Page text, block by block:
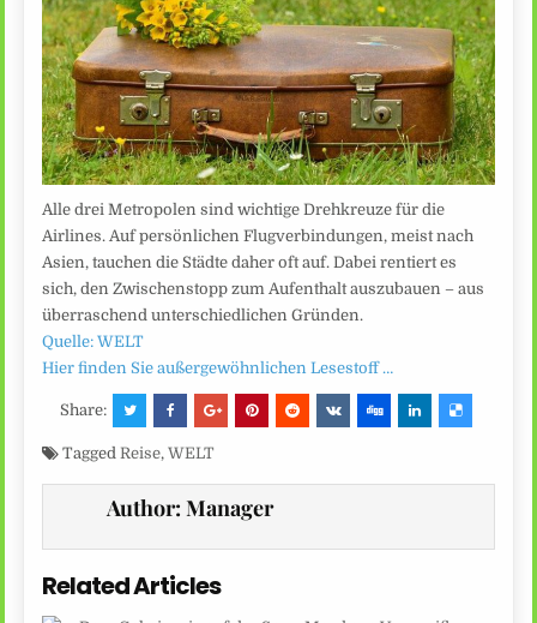
Alle drei Metropolen sind wichtige Drehkreuze für die
Airlines. Auf persönlichen Flugverbindungen, meist nach
Asien, tauchen die Städte daher oft auf. Dabei rentiert es
sich, den Zwischenstopp zum Aufenthalt auszubauen – aus
überraschend unterschiedlichen Gründen.
Quelle: WELT
Hier finden Sie außergewöhnlichen Lesestoff …
Share:
Tagged Reise,WELT
Author:Manager
Related Articles